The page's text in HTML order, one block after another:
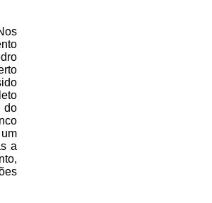
do
a